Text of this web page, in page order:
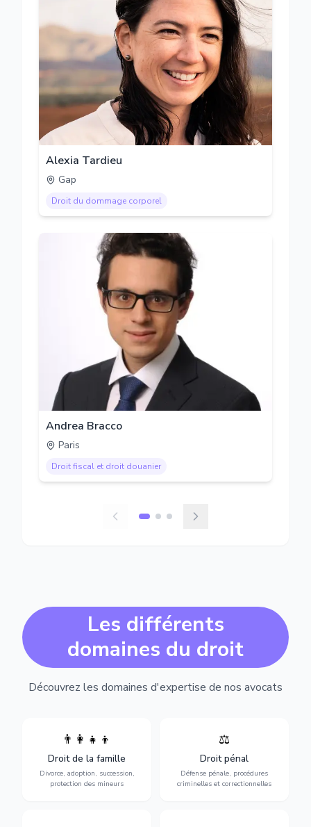
Alexia Tardieu
Gap
Droit du dommage corporel
Andrea Bracco
Paris
Droit fiscal et droit douanier
Les différents
domaines du droit
Découvrez les domaines d'expertise de nos avocats
👨‍👩‍👧‍👦
Droit de la famille
Divorce, adoption, succession,
protection des mineurs
Divorce, garde d'enfants,
adoption, succession et
protection des personnes
vulnérables.
⚖️
Droit pénal
Défense pénale, procédures
criminelles et correctionnelles
Expertise en matière pénale,
vue jusqu'au procès, pour
toute affaire correctionnelle
ou criminelle.